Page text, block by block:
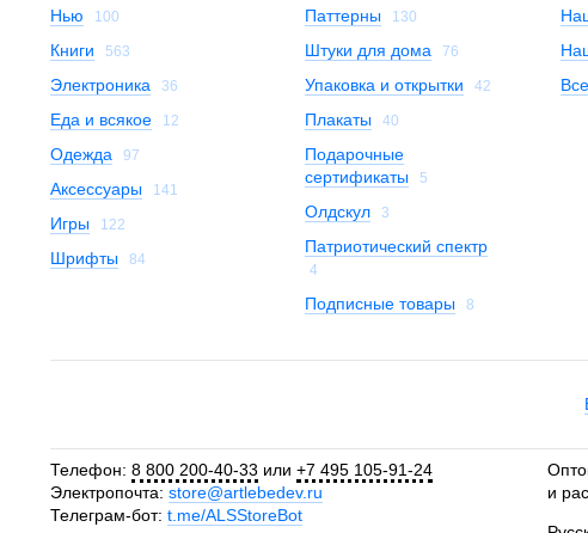
Нью
100
Книги 563
Электроника 36
Еда и всякое 12
Одежда 97
Аксессуары 141
Игры 122
Шрифты 84
Паттерны 130
Штуки для дома 76
Упаковка и открытки 42
Плакаты 40
Подарочные
сертификаты
5
Олдскул 3
Патриотический спектр
4
Подписные товары 8
Телефон: 8 800 200-40-33 или +7 495 105-91-24
Электропочта: store@artlebedev.ru
Телеграм-бот: t.me/ALSStoreBot
и